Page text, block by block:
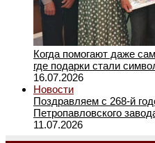
Когда помогают даже
где подарки стали
16.07.2026
Новости
Поздравляем с 268-й
Петропавловского
11.07.2026